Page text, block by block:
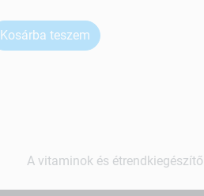
Kosárba teszem
A vitaminok és